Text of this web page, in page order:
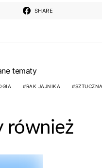
SHARE
tematy
RAK JAJNIKA
również